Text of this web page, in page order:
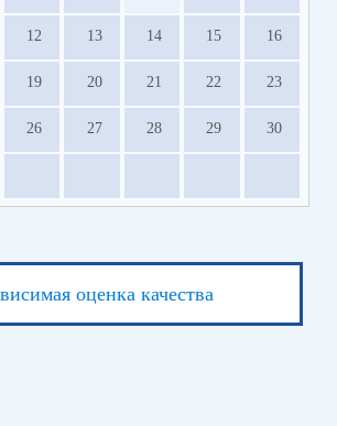
12 13 14 15 16
19 20 21 22 23
26 27 28 29 30
оценка качества